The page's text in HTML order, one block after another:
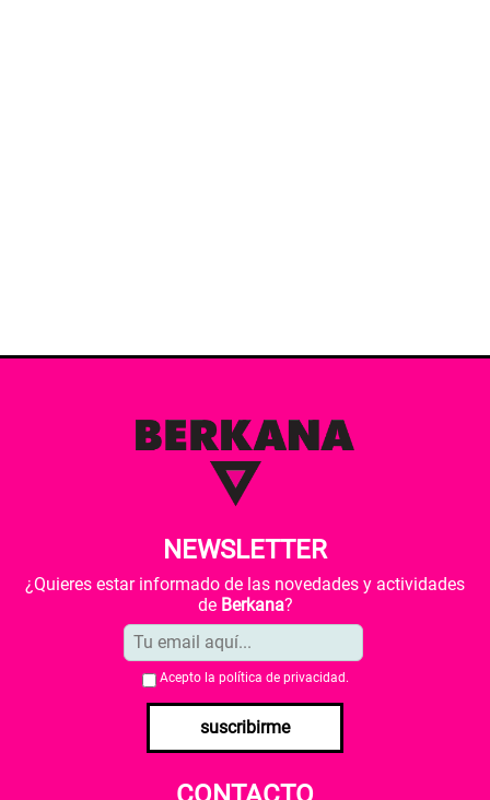
NEWSLETTER
¿Quieres estar informado de las novedades y actividades
de Berkana?
Acepto la política de privacidad .
suscribirme